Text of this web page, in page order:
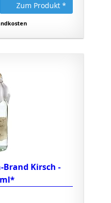
Zum Produkt *
Brand Kirsch -